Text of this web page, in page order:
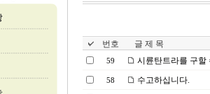
번호 글 제 목
59 시륜탄트라를 구할
58 수고하십니다.